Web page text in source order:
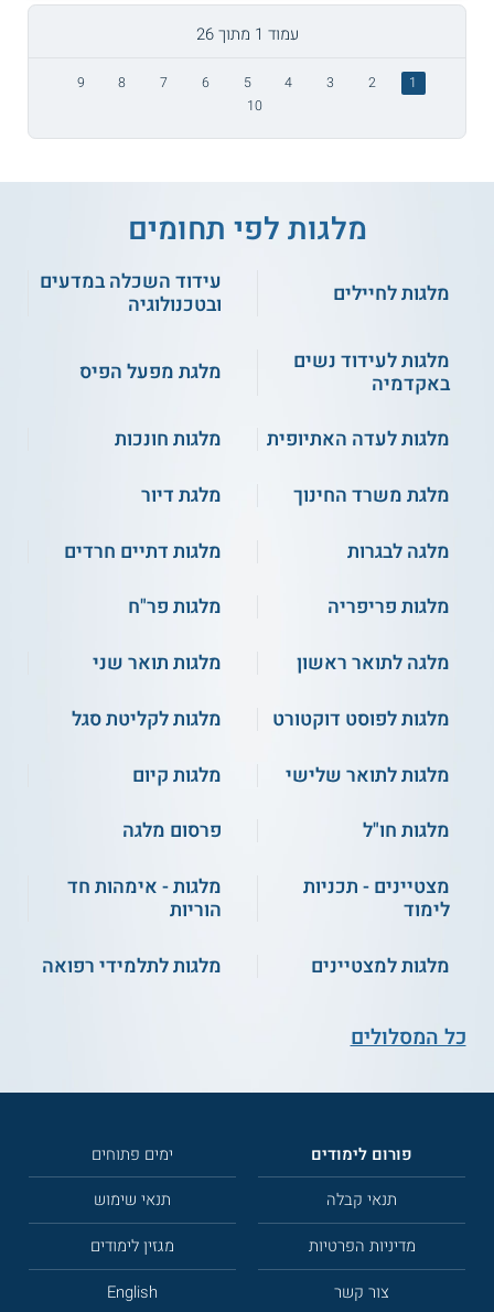
עמוד 1 מתוך 26
1
2
3
4
5
6
7
8
9
10
מלגות לפי תחומים
מלגות לחיילים
עידוד השכלה במדעים
ובטכנולוגיה
מלגות לעידוד נשים
באקדמיה
מלגת מפעל הפיס
מלגות לעדה האתיופית
מלגות חונכות
מלגת משרד החינוך
מלגת דיור
מלגה לבגרות
מלגות דתיים חרדים
מלגות פריפריה
מלגות פר"ח
מלגה לתואר ראשון
מלגות תואר שני
מלגות לפוסט דוקטורט
מלגות לקליטת סגל
מלגות לתואר שלישי
מלגות קיום
מלגות חו"ל
פרסום מלגה
מצטיינים - תכניות
לימוד
מלגות - אימהות חד
הוריות
מלגות למצטיינים
מלגות לתלמידי רפואה
כל המסלולים
פורום לימודים
ימים פתוחים
תנאי קבלה
תנאי שימוש
מדיניות הפרטיות
מגזין לימודים
צור קשר
English